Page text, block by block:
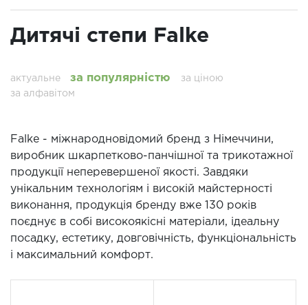
050 187 33 33
Графік роботи з 9:00 до 21:00
ПРО НАС
КОНТАКТИ
Дитячі степи Falke
актуальне за популярністю
за ціною
за алфавітом
Falke - міжнародновідомий бренд з Німеччини,
виробник шкарпетково-панчішної та трикотажної
продукції неперевершеної якості. Завдяки
унікальним технологіям і високій майстерності
виконання, продукція бренду вже 130 років
поєднує в собі високоякісні матеріали, ідеальну
посадку, естетику, довговічність, функціональність
і максимальний комфорт.